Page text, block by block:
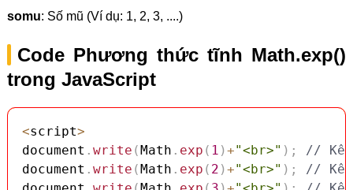
somu: Số mũ (Ví dụ: 1, 2, 3, ....)
Code Phương thức tĩnh Math.exp()
trong JavaScript
<script>
document . write (Math . exp ( 1 )+"<br>" ) ;
// Kết
document . write (Math . exp ( 2 )+"<br>" ) ;
// Kết